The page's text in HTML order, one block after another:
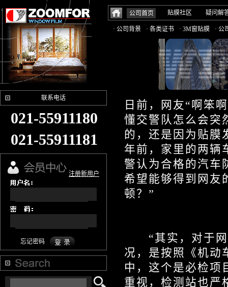
公司首页 贴膜社区 疑问解
· 公司背景 · 各类证书 · 3M窗贴膜 · 公
联系电话
021-55911180
021-55911181
注册新用户
忘记密码
日前，网友“啊笨
懂交警队怎么会突
的，还是因为贴膜
年前，家里的两辆
警认为合格的汽车
希望能够得到网友
顿？”
“其实，对于网
况，是按照《机动
中，这个是必检项
重视，检测站也严